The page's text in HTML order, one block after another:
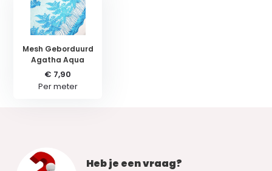
Mesh Geborduurd
Agatha Aqua
€ 7,90
Per meter
Heb je een vraag?